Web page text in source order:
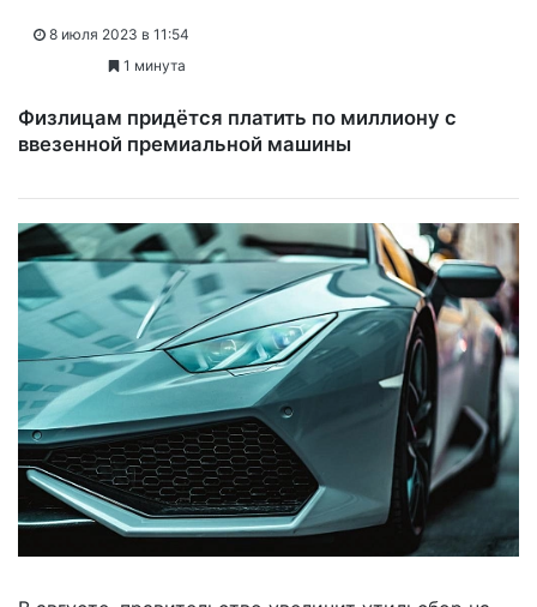
8 июля 2023 в 11:54
1 минута
Физлицам придётся платить по миллиону с
ввезенной премиальной машины